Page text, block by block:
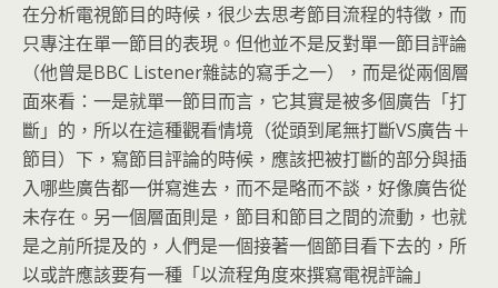
在分析電視節目的時候，很少去思考節目流程的特徵，而
只專注在單一節目的表現。但他並不是反對單一節目評論
（他曾是BBC Listener雜誌的寫手之一），而是從兩個層
面來看：一是就單一節目而言，它其實是被多個廣告「打
斷」的，所以在這種觀看情境（從頭到尾無打斷VS廣告＋
節目）下，寫節目評論的時候，應該把被打斷的部分與插
入哪些廣告都一併寫進去，而不是略而不談，好像廣告從
未存在。另一個層面則是，節目和節目之間的流動，也就
是之前所提及的，人們是一個接著一個節目看下去的，所
以或許應該要有一種「以流程角度來撰寫電視評論」